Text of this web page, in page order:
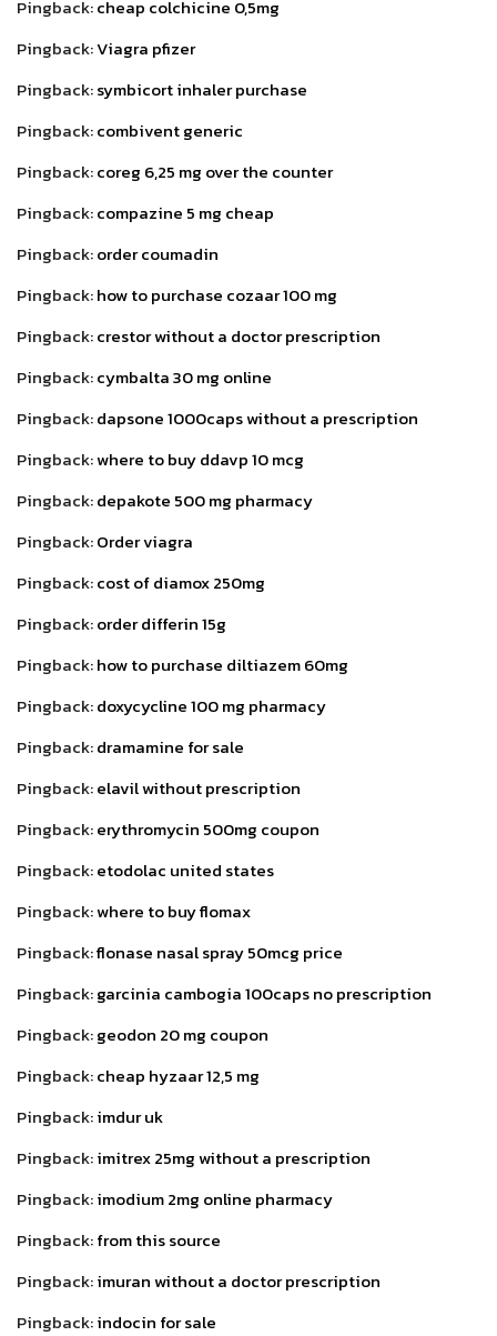
Pingback:cheap colchicine 0,5mg
Pingback:Viagra pfizer
Pingback:symbicort inhaler purchase
Pingback:combivent generic
Pingback:coreg 6,25 mg over the counter
Pingback:compazine 5 mg cheap
Pingback:order coumadin
Pingback:how to purchase cozaar 100 mg
Pingback:crestor without a doctor prescription
Pingback:cymbalta 30 mg online
Pingback:dapsone 1000caps without a prescription
Pingback:where to buy ddavp 10 mcg
Pingback:depakote 500 mg pharmacy
Pingback:Order viagra
Pingback:cost of diamox 250mg
Pingback:order differin 15g
Pingback:how to purchase diltiazem 60mg
Pingback:doxycycline 100 mg pharmacy
Pingback:dramamine for sale
Pingback:elavil without prescription
Pingback:erythromycin 500mg coupon
Pingback:etodolac united states
Pingback:where to buy flomax
Pingback:flonase nasal spray 50mcg price
Pingback:garcinia cambogia 100caps no prescription
Pingback:geodon 20 mg coupon
Pingback:cheap hyzaar 12,5 mg
Pingback:imdur uk
Pingback:imitrex 25mg without a prescription
Pingback:imodium 2mg online pharmacy
Pingback:from this source
Pingback:imuran without a doctor prescription
Pingback:indocin for sale